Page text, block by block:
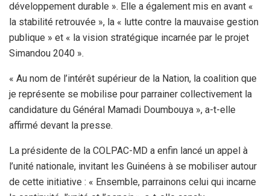
développement durable ». Elle a également mis en avant «
la stabilité retrouvée », la « lutte contre la mauvaise gestion
publique » et « la vision stratégique incarnée par le projet
Simandou 2040 ».
« Au nom de l’intérêt supérieur de la Nation, la coalition que
je représente se mobilise pour parrainer collectivement la
candidature du Général Mamadi Doumbouya », a-t-elle
affirmé devant la presse.
La présidente de la COLPAC-MD a enfin lancé un appel à
l’unité nationale, invitant les Guinéens à se mobiliser autour
de cette initiative : « Ensemble, parrainons celui qui incarne